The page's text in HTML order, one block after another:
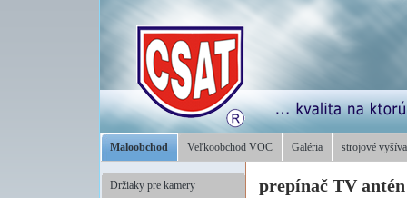
Maloobchod Veľkoobchod VOC Galéria strojové
Držiaky pre kamery prepínač TV